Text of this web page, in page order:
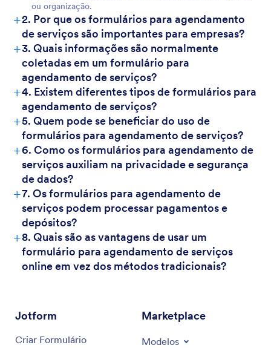
ou organização.
+2. Por que os formulários para agendamento
de serviços são importantes para empresas?
+3. Quais informações são normalmente
coletadas em um formulário para
agendamento de serviços?
+4. Existem diferentes tipos de formulários para
agendamento de serviços?
+5. Quem pode se beneficiar do uso de
formulários para agendamento de serviços?
+6. Como os formulários para agendamento de
serviços auxiliam na privacidade e segurança
de dados?
+7. Os formulários para agendamento de
serviços podem processar pagamentos e
depósitos?
+8. Quais são as vantagens de usar um
formulário para agendamento de serviços
online em vez dos métodos tradicionais?
Jotform
Criar Formulário
Marketplace
Modelos